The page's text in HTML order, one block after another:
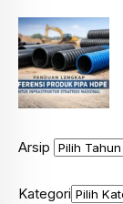
Arsip
Kategori